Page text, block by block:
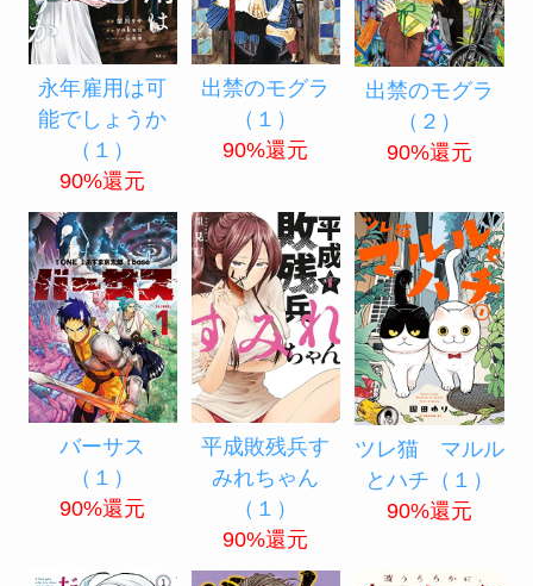
永年雇用は可
能でしょうか
（１）
90%還元
出禁のモグラ
（１）
90%還元
出禁のモグラ
（２）
90%還元
バーサス
（１）
90%還元
平成敗残兵す
みれちゃん
（１）
90%還元
ツレ猫 マルル
とハチ（１）
90%還元